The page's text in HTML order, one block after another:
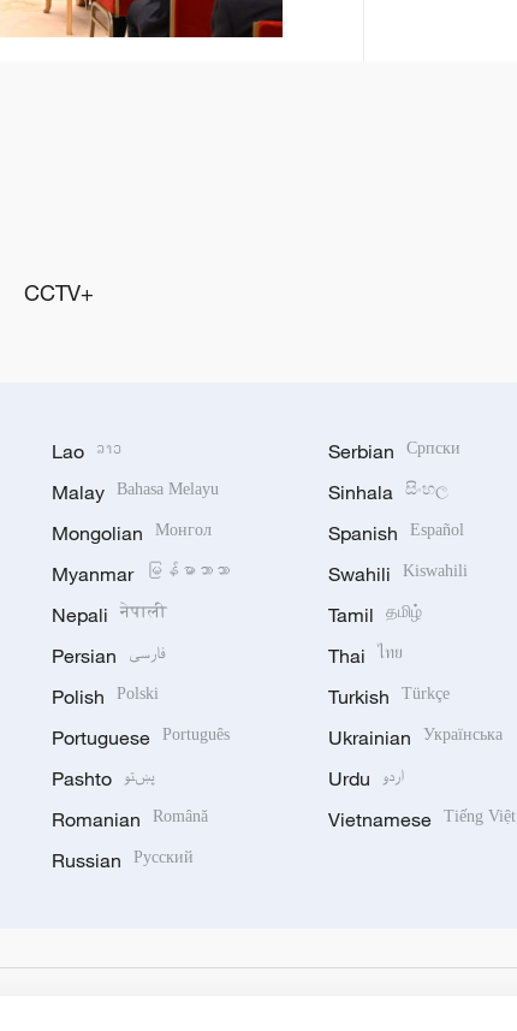
CCTV+
Lao ລາວ
Malay Bahasa Melayu
Mongolian Монгол
Myanmar မြန်မာဘာသာ
Nepali नेपाली
Persian فارسی
Polish Polski
Portuguese Português
Pashto پښتو
Romanian Română
Russian Русский
Serbian Српски
Sinhala සිංහල
Spanish Español
Swahili Kiswahili
Tamil தமிழ்
Thai ไทย
Turkish Türkçe
Ukrainian Українська
Urdu اردو
Vietnamese Tiếng Việt